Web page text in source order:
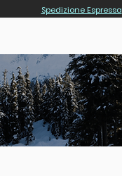
Spedizione Espressa